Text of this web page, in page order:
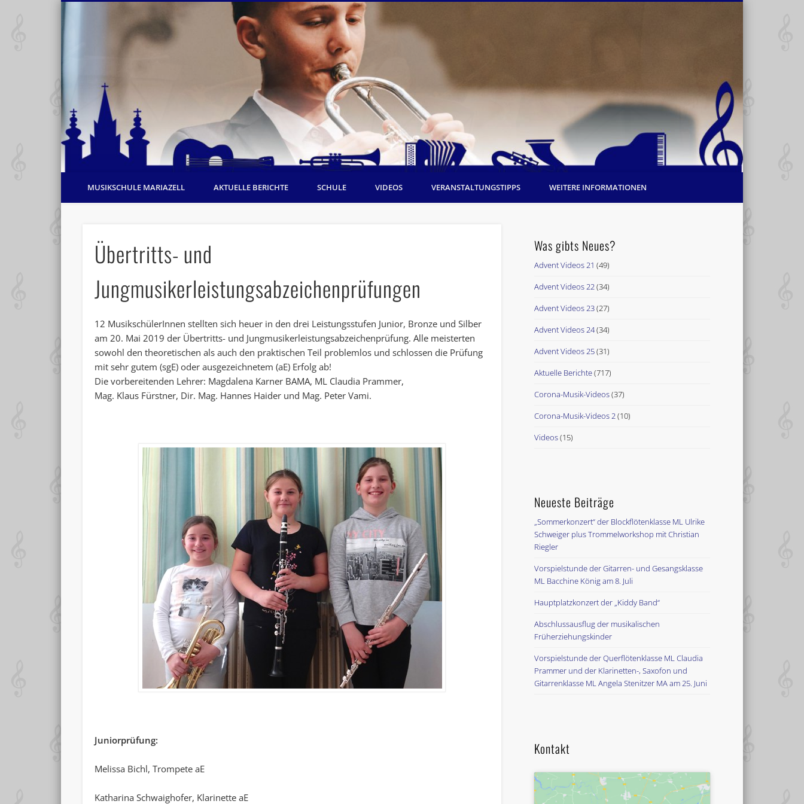
MUSIKSCHULE MARIAZELL AKTUELLE BERICHTE SCHULE VIDEOS VERANSTALTUNGSTIPPS WEITERE INFORMATIONEN
Übertritts- und
Jungmusikerleistungsabzeichenprüfungen
12 MusikschülerInnen stellten sich heuer in den drei Leistungsstufen Junior, Bronze und Silber
am 20. Mai 2019 der Übertritts- und Jungmusikerleistungsabzeichenprüfung. Alle meisterten
sowohl den theoretischen als auch den praktischen Teil problemlos und schlossen die Prüfung
mit sehr gutem (sgE) oder ausgezeichnetem (aE) Erfolg ab!
Die vorbereitenden Lehrer: Magdalena Karner BAMA, ML Claudia Prammer,
Mag. Klaus Fürstner, Dir. Mag. Hannes Haider und Mag. Peter Vami.
Juniorprüfung:
Melissa Bichl, Trompete aE
Katharina Schwaighofer, Klarinette aE
Was gibts Neues?
Advent Videos 21 (49)
Advent Videos 22(34)
Advent Videos 23(27)
Advent Videos 24(34)
Advent Videos 25(31)
Aktuelle Berichte(717)
Corona-Musik-Videos(37)
Corona-Musik-Videos 2(10)
Videos(15)
Neueste Beiträge
„Sommerkonzert“ der Blockflötenklasse ML Ulrike
Schweiger plus Trommelworkshop mit Christian
Riegler
Vorspielstunde der Gitarren- und Gesangsklasse
ML Bacchine König am 8. Juli
Hauptplatzkonzert der „Kiddy Band“
Abschlussausflug der musikalischen
Früherziehungskinder
Vorspielstunde der Querflötenklasse ML Claudia
Prammer und der Klarinetten-, Saxofon und
Gitarrenklasse ML Angela Stenitzer MA am 25. Juni
Kontakt